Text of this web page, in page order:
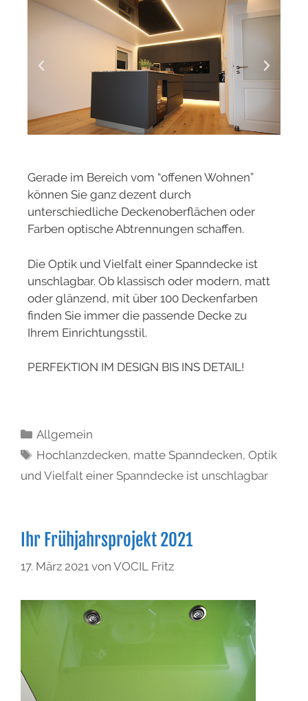
Gerade im Bereich vom “offenen Wohnen”
können Sie ganz dezent durch
unterschiedliche Deckenoberflächen oder
Farben optische Abtrennungen schaffen.
Die Optik und Vielfalt einer Spanndecke ist
unschlagbar. Ob klassisch oder modern, matt
oder glänzend, mit über 100 Deckenfarben
finden Sie immer die passende Decke zu
Ihrem Einrichtungsstil.
PERFEKTION IM DESIGN BIS INS DETAIL!
Allgemein
Hochlanzdecken, matte Spanndecken,Optik
und Vielfalt einer Spanndecke ist unschlagbar
Ihr Frühjahrsprojekt 2021
17. März 2021 von VOCIL Fritz